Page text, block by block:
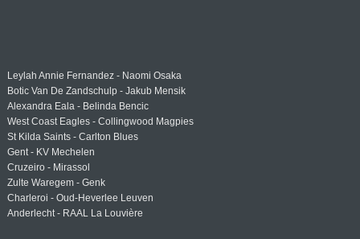
Leylah Annie Fernandez - Naomi Osaka
Botic Van De Zandschulp - Jakub Mensik
Alexandra Eala - Belinda Bencic
West Coast Eagles - Collingwood Magpies
St Kilda Saints - Carlton Blues
Gent - KV Mechelen
Cruzeiro - Mirassol
Zulte Waregem - Genk
Charleroi - Oud-Heverlee Leuven
Anderlecht - RAAL La Louvière